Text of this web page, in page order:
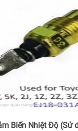
Biến Nhiệt Độ (Sử